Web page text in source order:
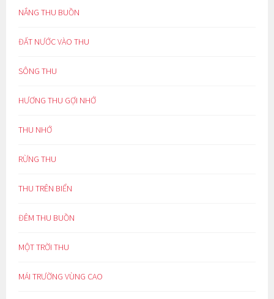
NẮNG THU BUỒN
ĐẤT NƯỚC VÀO THU
SÔNG THU
HƯƠNG THU GỢI NHỚ
THU NHỚ
RỪNG THU
THU TRÊN BIỂN
ĐÊM THU BUỒN
MỘT TRỜI THU
MÁI TRƯỜNG VÙNG CAO